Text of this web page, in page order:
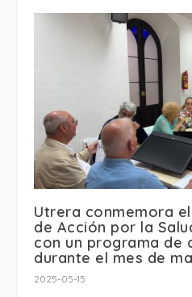
Utrera conmemora
de Acción por la
con un programa de
durante el mes de
2025-05-15